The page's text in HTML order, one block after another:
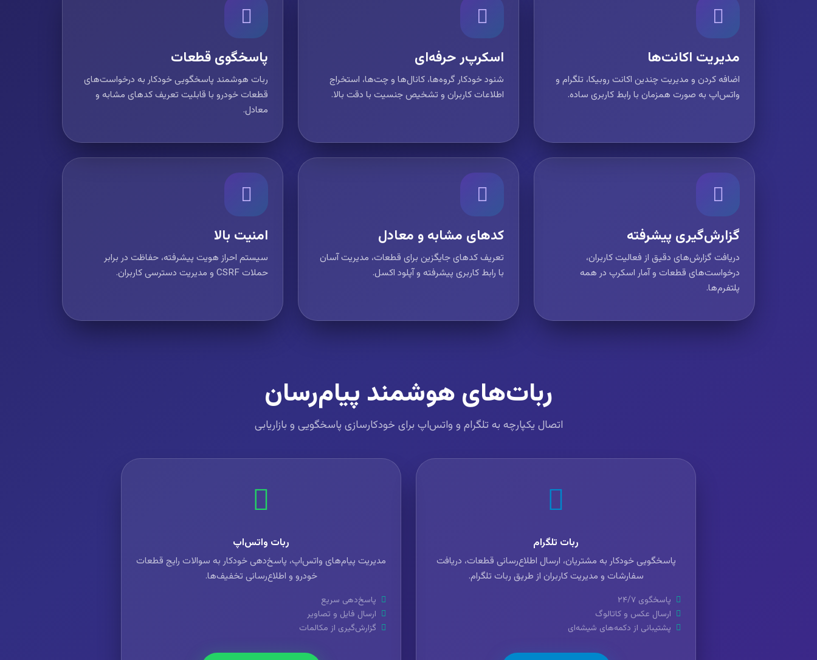
مدیریت اکانت‌ها
اضافه کردن و مدیریت چندین اکانت روبیکا، تلگرام و
واتس‌اپ به صورت همزمان با رابط کاربری ساده.
اسکرپ‌ر حرفه‌ای
شنود خودکار گروه‌ها، کانال‌ها و چت‌ها، استخراج
اطلاعات کاربران و تشخیص جنسیت با دقت بالا.
پاسخگوی قطعات
ربات هوشمند پاسخگویی خودکار به درخواست‌های
قطعات خودرو با قابلیت تعریف کدهای مشابه و
معادل.
گزارش‌گیری پیشرفته
دریافت گزارش‌های دقیق از فعالیت کاربران،
درخواست‌های قطعات و آمار اسکرپ در همه
پلتفرم‌ها.
کدهای مشابه و معادل
تعریف کدهای جایگزین برای قطعات، مدیریت آسان
با رابط کاربری پیشرفته و آپلود اکسل.
امنیت بالا
سیستم احراز هویت پیشرفته، حفاظت در برابر
حملات CSRF و مدیریت دسترسی کاربران.
ربات‌های هوشمند پیام‌رسان
اتصال یکپارچه به تلگرام و واتس‌اپ برای خودکارسازی پاسخگویی و بازاریابی
ربات تلگرام
پاسخگویی خودکار به مشتریان، ارسال اطلاع‌رسانی قطعات، دریافت
سفارشات و مدیریت کاربران از طریق ربات تلگرام.
پاسخگوی ۲۴/۷
ارسال عکس و کاتالوگ
پشتیبانی از دکمه‌های شیشه‌ای
ربات واتس‌اپ
مدیریت پیام‌های واتس‌اپ، پاسخ‌دهی خودکار به سوالات رایج قطعات
خودرو و اطلاع‌رسانی تخفیف‌ها.
پاسخ‌دهی سریع
ارسال فایل و تصاویر
گزارش‌گیری از مکالمات